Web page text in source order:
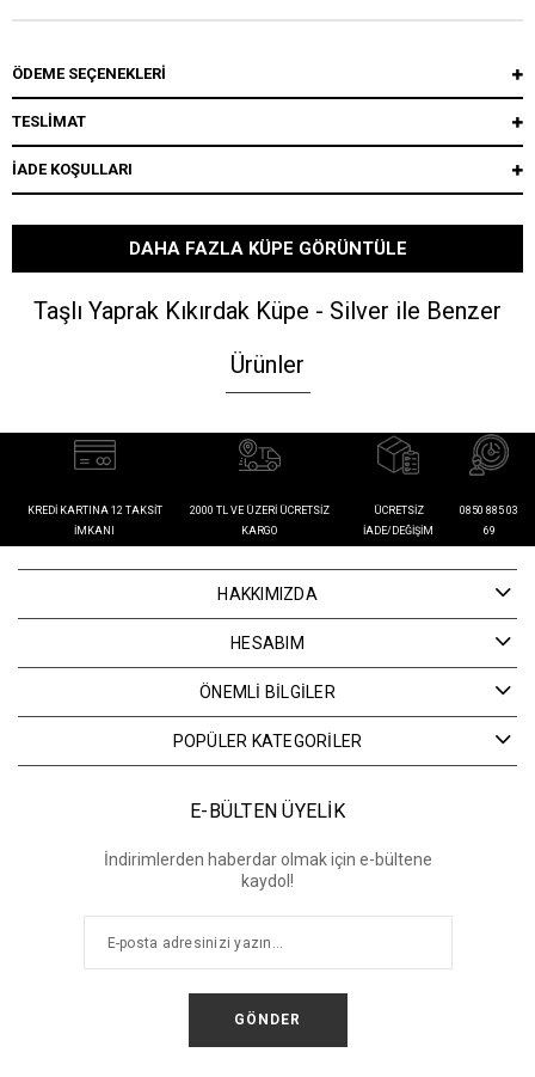
ÖDEME SEÇENEKLERI
TESLİMAT
İADE KOŞULLARI
DAHA FAZLA KÜPE GÖRÜNTÜLE
Taşlı Yaprak Kıkırdak Küpe - Silver ile Benzer
Ürünler
KREDI KARTINA 12 TAKSIT
İMKANI
2000 TL VE ÜZERI ÜCRETSIZ
KARGO
ÜCRETSIZ
İADE/DEĞIŞIM
0850 885 03
69
HAKKIMIZDA
HESABIM
ÖNEMLİ BİLGİLER
POPÜLER KATEGORİLER
E-BÜLTEN ÜYELİK
İndirimlerden haberdar olmak için e-bültene
kaydol!
GÖNDER